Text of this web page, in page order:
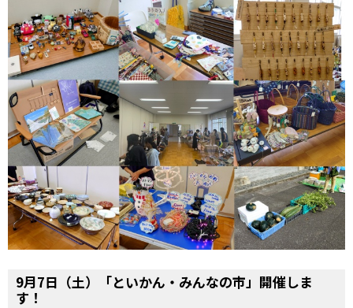
9月7日（土）「といかん・みんなの市」開催しま
す！